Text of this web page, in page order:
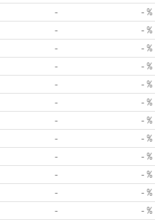
- - %
- - %
- - %
- - %
- - %
- - %
- - %
- - %
- - %
- - %
- - %
- - %